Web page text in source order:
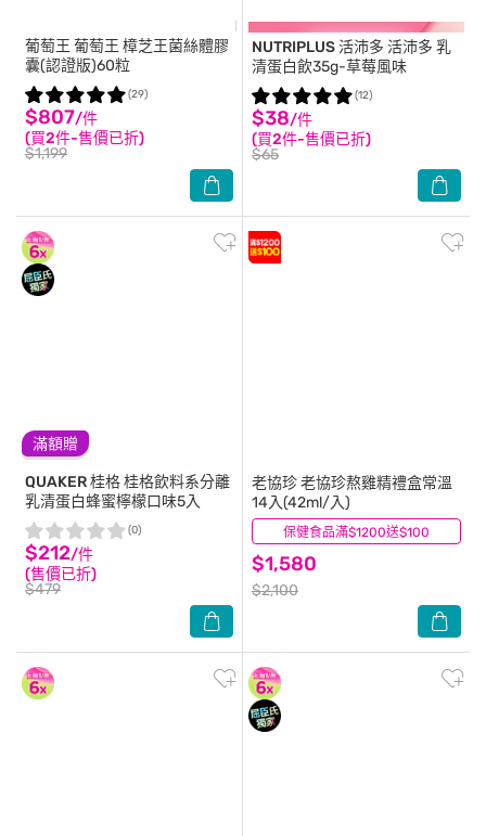
葡萄王 葡萄王 樟芝王菌絲體膠
囊(認證版)60粒
$807/件
(買2件-售價已折)
$1,199
(29)
NUTRIPLUS 活沛多 活沛多 乳
清蛋白飲35g-草莓風味
$38/件
(買2件-售價已折)
$65
(12)
滿額贈
QUAKER 桂格桂格飲料系分離
乳清蛋白蜂蜜檸檬口味5入
$212/件
(售價已折)
$479
(0) 保健食品滿$1200送$100
老協珍老協珍熬雞精禮盒常溫
14入(42ml/入)
$1,580
$2,100
(37)